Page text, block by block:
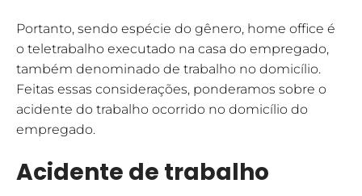
Portanto, sendo espécie do gênero, home office é
o teletrabalho executado na casa do empregado,
também denominado de trabalho no domicílio.
Feitas essas considerações, ponderamos sobre o
acidente do trabalho ocorrido no domicílio do
empregado.
Acidente de trabalho